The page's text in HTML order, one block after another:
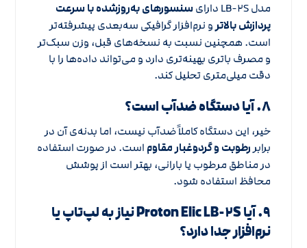
مدل LB-۲S دارای
سنسورهای به‌روزشده با سرعت
پردازش بالاترو نرم‌افزار گرافیکی سه‌بعدی پیشرفته‌تر
است. همچنین نسبت به نسخه‌های قبل، وزن سبک‌تر
و مصرف باتری بهینه‌تری دارد و می‌تواند داده‌ها را با
دقت میلی‌متری تحلیل کند.
۸. آیا دستگاه ضدآب است؟
خیر، این دستگاه کاملاً ضدآب نیست، اما بدنه‌ی آن در
برابر رطوبت و گردوغبار مقاوم است. در صورت استفاده
در مناطق مرطوب یا بارانی، بهتر است از پوشش
محافظ استفاده شود.
۹. آیا Proton Elic LB-۲S نیاز به لپ‌تاپ یا
نرم‌افزار جدا دارد؟